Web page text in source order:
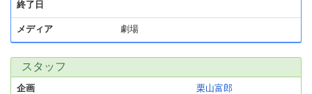
終了日
メディア 劇場
スタッフ
企画 栗山富郎